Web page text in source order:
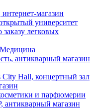
магазин
университет
легковых
антикварный магазин
Hall, концертный зал
и парфюмерии
магазин